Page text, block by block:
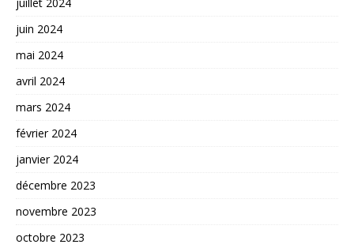
juin 2024
mai 2024
avril 2024
mars 2024
février 2024
janvier 2024
décembre 2023
novembre 2023
octobre 2023